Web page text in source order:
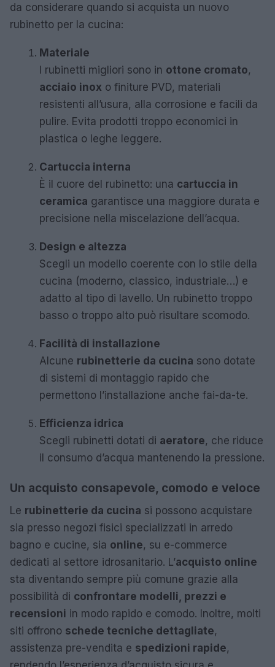
da considerare quando si acquista un nuovo
rubinetto per la cucina:
Materiale
I rubinetti migliori sono in ottone cromato,
acciaio inox o finiture PVD, materiali
resistenti all’usura, alla corrosione e facili da
pulire. Evita prodotti troppo economici in
plastica o leghe leggere.
Cartuccia interna
È il cuore del rubinetto: una cartuccia in
ceramica garantisce una maggiore durata e
precisione nella miscelazione dell’acqua.
Design e altezza
Scegli un modello coerente con lo stile della
cucina (moderno, classico, industriale…) e
adatto al tipo di lavello. Un rubinetto troppo
basso o troppo alto può risultare scomodo.
Facilità di installazione
Alcune rubinetterie da cucina sono dotate
di sistemi di montaggio rapido che
permettono l’installazione anche fai-da-te.
Efficienza idrica
Scegli rubinetti dotati di aeratore, che riduce
il consumo d’acqua mantenendo la pressione.
Un acquisto consapevole, comodo e veloce
Le rubinetterie da cucina si possono acquistare
sia presso negozi fisici specializzati in arredo
bagno e cucine, sia online, su e-commerce
dedicati al settore idrosanitario. L’acquisto online
sta diventando sempre più comune grazie alla
possibilità di confrontare modelli, prezzi e
recensioni in modo rapido e comodo. Inoltre, molti
siti offrono schede tecniche dettagliate,
assistenza pre-vendita e spedizioni rapide,